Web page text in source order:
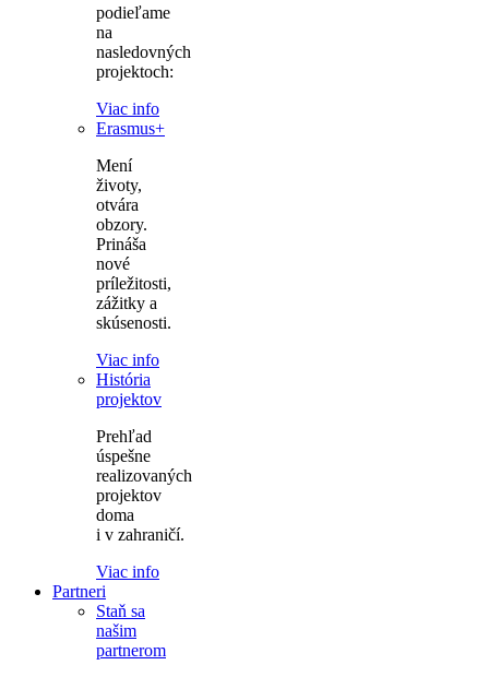
podieľame
na
nasledovných
projektoch:
Viac info
Erasmus+
Mení
životy,
otvára
obzory.
Prináša
nové
príležitosti,
zážitky a
skúsenosti.
Viac info
História
projektov
Prehľad
úspešne
realizovaných
projektov
doma
i v zahraničí.
Viac info
Partneri
Staň sa
našim
partnerom